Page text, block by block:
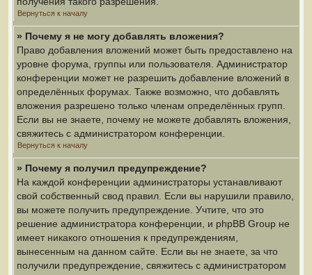
Вернуться к началу
» Почему я не могу добавлять вложения?
Право добавления вложений может быть предоставлено на
уровне форума, группы или пользователя. Администратор
конференции может не разрешить добавление вложений в
определённых форумах. Также возможно, что добавлять
вложения разрешено только членам определённых групп.
Если вы не знаете, почему не можете добавлять вложения,
свяжитесь с администратором конференции.
Вернуться к началу
» Почему я получил предупреждение?
На каждой конференции администраторы устанавливают
свой собственный свод правил. Если вы нарушили правило,
вы можете получить предупреждение. Учтите, что это
решение администратора конференции, и phpBB Group не
имеет никакого отношения к предупреждениям,
вынесенным на данном сайте. Если вы не знаете, за что
получили предупреждение, свяжитесь с администратором